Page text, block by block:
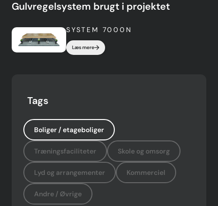
Gulvregelsystem brugt i projektet
SYSTEM 7000N
Læs mere
Tags
Boliger / etageboliger
Træningsfaciliteter Skole og omsorg
Lyd og arrangementer Kommerciel
Andre / Øvrige